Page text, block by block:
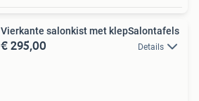
Vierkante salonkist met klepSalontafels
€ 295,00 Details